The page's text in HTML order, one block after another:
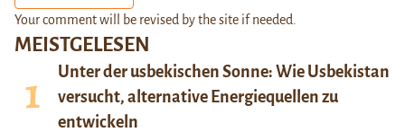
MEISTGELESEN
Unter der usbekischen Sonne: Wie Usbekistan
versucht, alternative Energiequellen zu
entwickeln
Your comment will be revised by the site if needed.